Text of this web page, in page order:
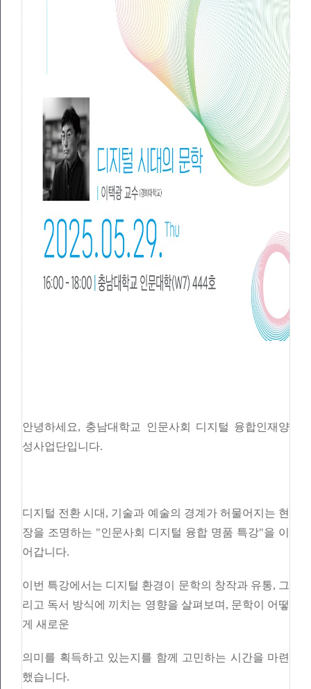
안녕하세요, 충남대학교 인문사회 디지털 융합인재양
성사업단입니다.
디지털 전환 시대, 기술과 예술의 경계가 허물어지는 현
장을 조명하는 "인문사회 디지털 융합 명품 특강"을 이
어갑니다.
이번 특강에서는 디지털 환경이 문학의 창작과 유통, 그
리고 독서 방식에 끼치는 영향을 살펴보며, 문학이 어떻
게 새로운
의미를 획득하고 있는지를 함께 고민하는 시간을 마련
했습니다.